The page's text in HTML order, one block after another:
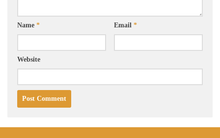
Name * Email *
Website